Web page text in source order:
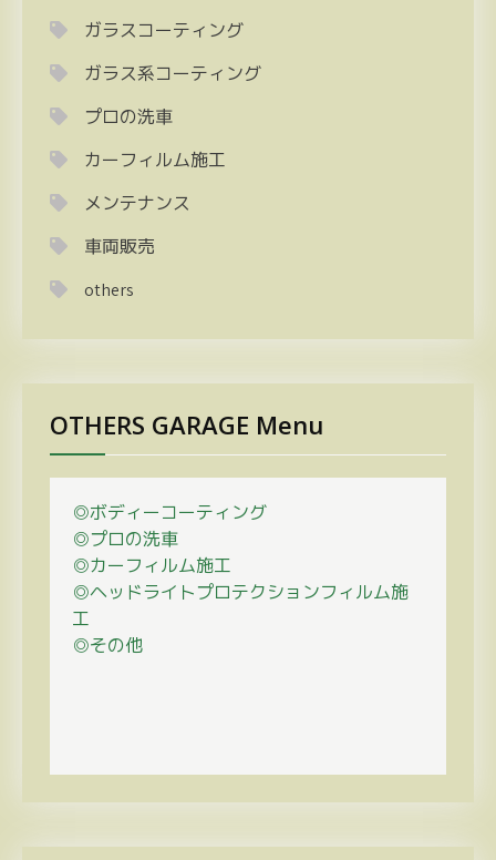
ガラスコーティング
ガラス系コーティング
プロの洗車
カーフィルム施工
メンテナンス
車両販売
others
OTHERS GARAGE Menu
◎ボディーコーティング
◎プロの洗車
◎カーフィルム施工
◎ヘッドライトプロテクションフィルム施
工
◎その他